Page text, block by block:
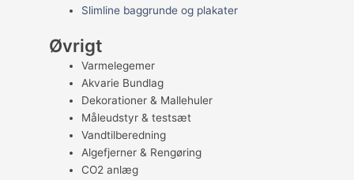
Slimline baggrunde og plakater
Øvrigt
Varmelegemer
Akvarie Bundlag
Dekorationer & Mallehuler
Måleudstyr & testsæt
Vandtilberedning
Algefjerner & Rengøring
CO2 anlæg